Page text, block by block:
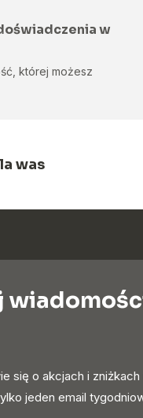
w
której możesz
was
się o akcjach i zniżkach
jeden email